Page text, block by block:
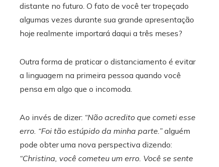
distante no futuro. O fato de você ter tropeçado
algumas vezes durante sua grande apresentação
hoje realmente importará daqui a três meses?
Outra forma de praticar o distanciamento é evitar
a linguagem na primeira pessoa quando você
pensa em algo que o incomoda.
Ao invés de dizer: “Não acredito que cometi esse
erro. “Foi tão estúpido da minha parte.”alguém
pode obter uma nova perspectiva dizendo:
“Christina, você cometeu um erro. Você se sente